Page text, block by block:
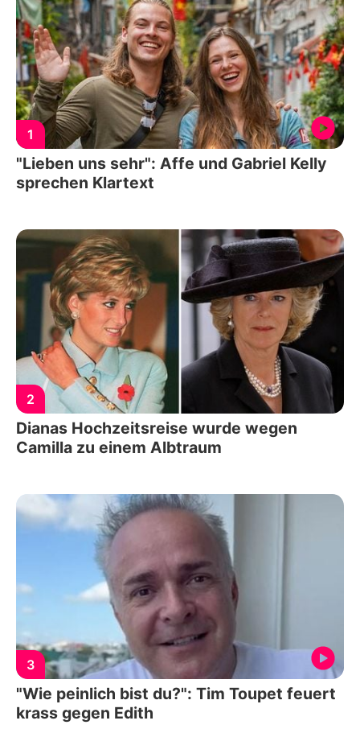
1
"Lieben uns sehr": Affe und Gabriel Kelly
sprechen Klartext
2
Dianas Hochzeitsreise wurde wegen
Camilla zu einem Albtraum
3
"Wie peinlich bist du?": Tim Toupet feuert
krass gegen Edith